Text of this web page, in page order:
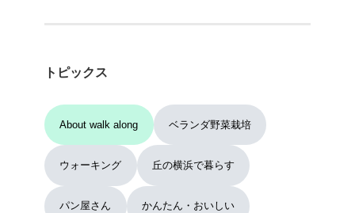
トピックス
About walk along ベランダ野菜栽培
ウォーキング 丘の横浜で暮らす
パン屋さん かんたん・おいしい